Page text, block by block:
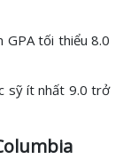
tối thiểu 8.0
sỹ ít nhất 9.0 trở